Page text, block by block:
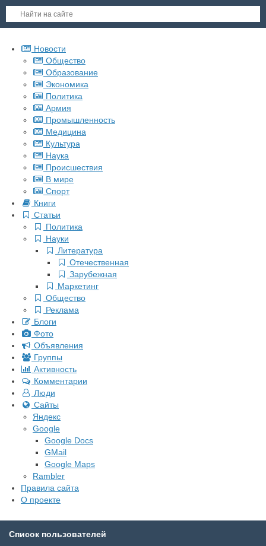
Новости
Общество
Образование
Экономика
Политика
Армия
Промышленность
Медицина
Культура
Наука
Происшествия
В мире
Спорт
Книги
Статьи
Политика
Науки
Литература
Отечественная
Зарубежная
Маркетинг
Общество
Реклама
Блоги
Фото
Объявления
Группы
Активность
Комментарии
Люди
Сайты
Яндекс
Google
Google Docs
GMail
Google Maps
Rambler
Правила сайта
О проекте
Список пользователей